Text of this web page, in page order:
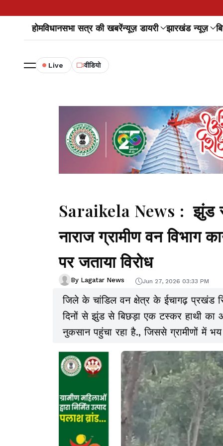
होमविधानसभा सत्र की खबरेंन्यूज़ डायरी झारखंड न्यूज़
Live वीडियो
Saraikela News : झुंड
नाराज ग्रामीण वन विभाग
पर जताया विरोध
By Lagatar News Jun 27, 2026 03:33 PM
जिले के चांडिल वन क्षेत्र के ईचागढ़ प्रखंड
दिनों से झुंड से बिछड़ा एक टस्कर हाथी का
नुकसान पहुंचा रहा है., जिससे ग्रामीणों में